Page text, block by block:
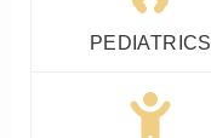
PEDIATRICS